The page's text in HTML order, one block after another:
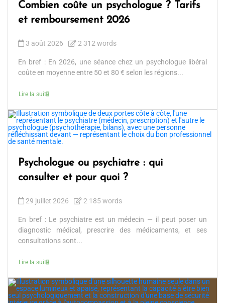
Combien coûte un psychologue ? Tarifs
et remboursement 2026
3 août 2026 2 312 words
En bref : En 2026, une séance chez un psychologue libéral
coûte en moyenne entre 50 et 80 € selon les régions...
Lire la suite
Psychologue ou psychiatre : qui
consulter et pour quoi ?
29 juillet 2026 2 185 words
En bref : Le psychiatre est un médecin — il peut poser un
diagnostic médical, prescrire des médicaments, et ses
consultations sont...
Lire la suite